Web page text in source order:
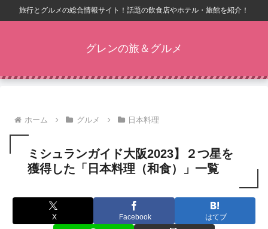
旅行とグルメの総合情報サイト！話題の飲食店やホテル・旅館を紹介！
グレンの旅＆グルメ
ホーム グルメ 日本料理
ミシュランガイド大阪2023】２つ星を
獲得した「日本料理（和食）」一覧
X Facebook はてブ